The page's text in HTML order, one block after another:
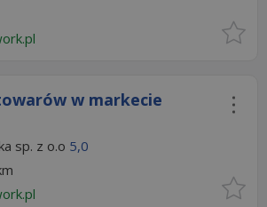
w markecie
sp. z o.o 5,0